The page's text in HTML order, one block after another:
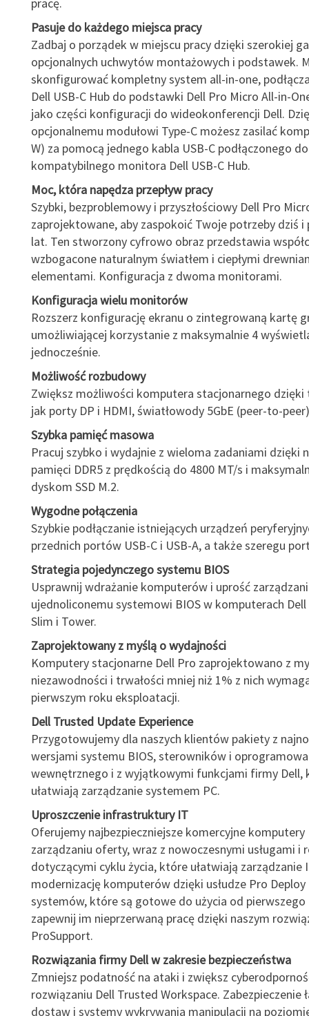
Pasuje do każdego miejsca pracy
Zadbaj o porządek w miejscu pracy dzięki szerokiej
opcjonalnych uchwytów montażowych i podstawek.
skonfigurować kompletny system all-in-one,
Dell USB-C Hub do podstawki Dell Pro Micro All-in-
jako części konfiguracji do wideokonferencji Dell.
opcjonalnemu modułowi Type-C możesz zasilać
W) za pomocą jednego kabla USB-C podłączonego do
kompatybilnego monitora Dell USB-C Hub.
Moc, która napędza przepływ pracy
Szybki, bezproblemowy i przyszłościowy Dell Pro
zaprojektowane, aby zaspokoić Twoje potrzeby dziś i
lat. Ten stworzony cyfrowo obraz przedstawia
wzbogacone naturalnym światłem i ciepłymi
elementami. Konfiguracja z dwoma monitorami.
Konfiguracja wielu monitorów
Rozszerz konfigurację ekranu o zintegrowaną kartę
umożliwiającej korzystanie z maksymalnie 4
jednocześnie.
Możliwość rozbudowy
Zwiększ możliwości komputera stacjonarnego
jak porty DP i HDMI, światłowody 5GbE (peer-to-
Szybka pamięć masowa
Pracuj szybko i wydajnie z wieloma zadaniami dzięki
pamięci DDR5 z prędkością do 4800 MT/s i
dyskom SSD M.2.
Wygodne połączenia
Szybkie podłączanie istniejących urządzeń
przednich portów USB-C i USB-A, a także szeregu
Strategia pojedynczego systemu BIOS
Usprawnij wdrażanie komputerów i uprość
ujednoliconemu systemowi BIOS w komputerach
Slim i Tower.
Zaprojektowany z myślą o wydajności
Komputery stacjonarne Dell Pro zaprojektowano z
niezawodności i trwałości mniej niż 1% z nich
pierwszym roku eksploatacji.
Dell Trusted Update Experience
Przygotowujemy dla naszych klientów pakiety z
wersjami systemu BIOS, sterowników i
wewnętrznego i z wyjątkowymi funkcjami firmy Dell,
ułatwiają zarządzanie systemem PC.
Uproszczenie infrastruktury IT
Oferujemy najbezpieczniejsze komercyjne komputery
zarządzaniu oferty, wraz z nowoczesnymi usługami i
dotyczącymi cyklu życia, które ułatwiają zarządzanie
modernizację komputerów dzięki usłudze Pro Deploy
systemów, które są gotowe do użycia od pierwszego
zapewnij im nieprzerwaną pracę dzięki naszym
ProSupport.
Rozwiązania firmy Dell w zakresie bezpieczeństwa
Zmniejsz podatność na ataki i zwiększ
rozwiązaniu Dell Trusted Workspace. Zabezpieczenie
dostaw i systemy wykrywania manipulacji na